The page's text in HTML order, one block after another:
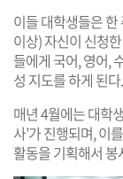
이들 대학생들은
이상) 자신이 신청
들에게 국어, 영어,
성 지도를 하게 된다.
매년 4월에는 대학
사’가 진행되며, 이
활동을 기획해서